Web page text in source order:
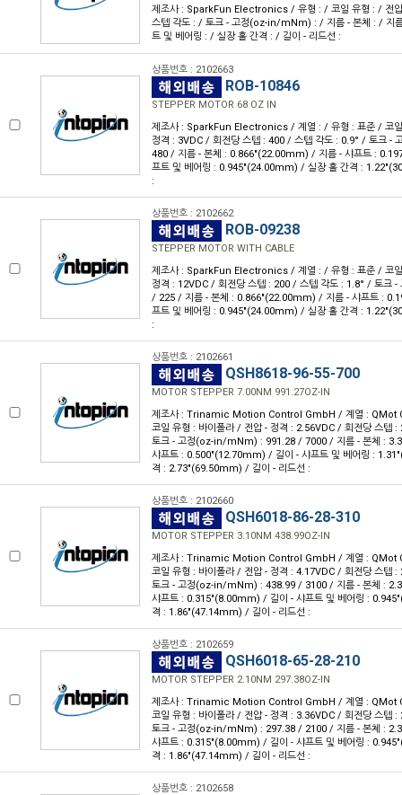
제조사 : SparkFun Electronics / 유형 : / 코일 유형 : / 전
스텝 각도 : / 토크 - 고정(oz-in/mNm) : / 지름 - 본체 : / 지
트 및 베어링 : / 실장 홀 간격 : / 길이 - 리드선 :
상품번호 : 2102663
ROB-10846
STEPPER MOTOR 68 OZ IN
제조사 : SparkFun Electronics / 계열 : / 유형 : 표준 / 코일
정격 : 3VDC / 회전당 스텝 : 400 / 스텝 각도 : 0.9° / 토크
480 / 지름 - 본체 : 0.866"(22.00mm) / 지름 - 샤프트 :
프트 및 베어링 : 0.945"(24.00mm) / 실장 홀 간격 :
:
상품번호 : 2102662
ROB-09238
STEPPER MOTOR WITH CABLE
제조사 : SparkFun Electronics / 계열 : / 유형 : 표준 / 코일
정격 : 12VDC / 회전당 스텝 : 200 / 스텝 각도 : 1.8° / 토
/ 225 / 지름 - 본체 : 0.866"(22.00mm) / 지름 - 샤프트 :
프트 및 베어링 : 0.945"(24.00mm) / 실장 홀 간격 :
:
상품번호 : 2102661
QSH8618-96-55-700
MOTOR STEPPER 7.00NM 991.27OZ-IN
제조사 : Trinamic Motion Control GmbH / 계열 : QMot
코일 유형 : 바이폴라 / 전압 - 정격 : 2.56VDC / 회전당 스텝
토크 - 고정(oz-in/mNm) : 991.28 / 7000 / 지름 - 본체 :
샤프트 : 0.500"(12.70mm) / 길이 - 샤프트 및 베어링 :
격 : 2.73"(69.50mm) / 길이 - 리드선 :
상품번호 : 2102660
QSH6018-86-28-310
MOTOR STEPPER 3.10NM 438.99OZ-IN
제조사 : Trinamic Motion Control GmbH / 계열 : QMot
코일 유형 : 바이폴라 / 전압 - 정격 : 4.17VDC / 회전당 스텝
토크 - 고정(oz-in/mNm) : 438.99 / 3100 / 지름 - 본체 :
샤프트 : 0.315"(8.00mm) / 길이 - 샤프트 및 베어링 :
격 : 1.86"(47.14mm) / 길이 - 리드선 :
상품번호 : 2102659
QSH6018-65-28-210
MOTOR STEPPER 2.10NM 297.38OZ-IN
제조사 : Trinamic Motion Control GmbH / 계열 : QMot
코일 유형 : 바이폴라 / 전압 - 정격 : 3.36VDC / 회전당 스텝
토크 - 고정(oz-in/mNm) : 297.38 / 2100 / 지름 - 본체 :
샤프트 : 0.315"(8.00mm) / 길이 - 샤프트 및 베어링 :
격 : 1.86"(47.14mm) / 길이 - 리드선 :
상품번호 : 2102658